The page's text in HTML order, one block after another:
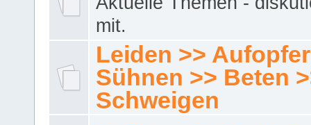
mit.
Leiden >>
Sühnen >> Beten
Schweigen